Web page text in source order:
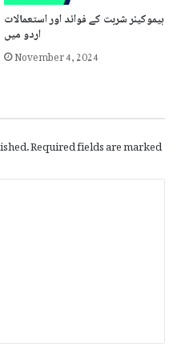
ہیموکیئر شربت کے فوائد اور استعمالات
اردو میں
November 4, 2024
Required fields are marked